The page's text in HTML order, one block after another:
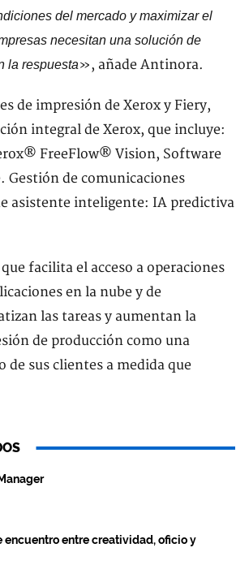
del mercado y maximizar el
necesitan una solución de
la respuesta», añade Antinora.
de impresión de Xerox y Fiery,
integral de Xerox, que incluye:
FreeFlow® Vision, Software
Gestión de comunicaciones
asistente inteligente: IA predictiva
facilita el acceso a operaciones
en la nube y de
las tareas y aumentan la
de producción como una
de sus clientes a medida que
encuentro entre creatividad, oficio y